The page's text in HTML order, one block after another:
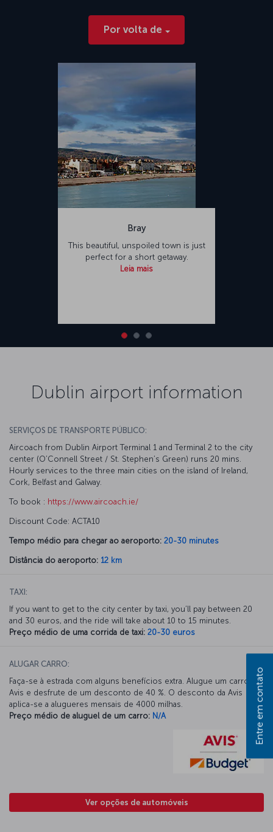
Por volta de
Bray
This beautiful, unspoiled town is just
perfect for a short getaway.
Leia mais
Dublin airport information
SERVIÇOS DE TRANSPORTE PÚBLICO:
Aircoach from Dublin Airport Terminal 1 and Terminal 2 to the city
center (O’Connell Street / St. Stephen’s Green) runs 20 mins.
Hourly services to the three main cities on the island of Ireland,
Cork, Belfast and Galway.
To book : https://www.aircoach.ie/
Discount Code: ACTA10
Tempo médio para chegar ao aeroporto: 20-30 minutes
Distância do aeroporto: 12 km
TAXI:
If you want to get to the city center by taxi, you’ll pay between 20
and 30 euros, and the ride will take about 10 to 15 minutes.
Preço médio de uma corrida de taxi: 20-30 euros
ALUGAR CARRO:
Faça-se à estrada com alguns benefícios extra. Alugue um carro na
Avis e desfrute de um desconto de 40 %. O desconto da Avis
aplica-se a alugueres mensais de 4000 milhas.
Preço médio de aluguel de um carro: N/A
Ver opções de automóveis
Entre em contato